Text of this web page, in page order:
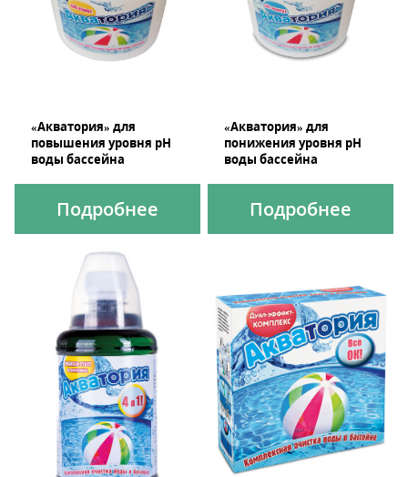
«Акватория» для
повышения уровня pH
воды бассейна
Подробнее
«Акватория» для
понижения уровня pH
воды бассейна
Подробнее